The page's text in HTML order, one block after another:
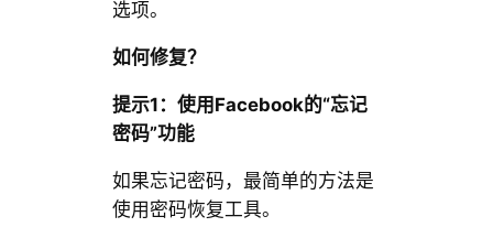
选项。
如何修复？
提示1：使用Facebook的“忘记
密码”功能
如果忘记密码，最简单的方法是
使用密码恢复工具。